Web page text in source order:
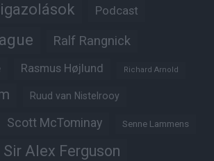
Podcast
Ralf Rangnick
Rasmus Højlund Richard Arnold
Ruud van Nistelrooy
Scott McTominay Senne Lammens
Sir Alex Ferguson